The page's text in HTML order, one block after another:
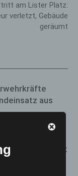
am Lister Platz:
verletzt, Gebäude
geräumt
aus
entdeckt